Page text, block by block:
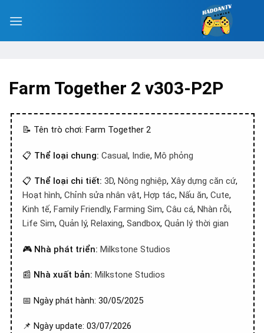
Farm Together 2 v303-P2P
📝 Tên trò chơi: Farm Together 2
📋 Thể loại chung: Casual, Indie, Mô phỏng
📋 Thể loại chi tiết: 3D, Nông nghiệp, Xây dựng căn cứ,
Hoạt hình, Chỉnh sửa nhân vật, Hợp tác, Nấu ăn, Cute,
Kinh tế, Family Friendly, Farming Sim, Câu cá, Nhàn rỗi,
Life Sim, Quản lý, Relaxing, Sandbox, Quản lý thời gian
🎮 Nhà phát triển: Milkstone Studios
📰 Nhà xuất bản: Milkstone Studios
📅 Ngày phát hành: 30/05/2025
📌 Ngày update: 03/07/2026